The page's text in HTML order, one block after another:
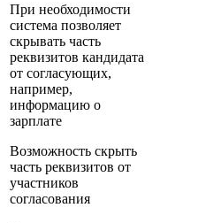
При необходимости
система позволяет
скрывать часть
реквизитов кандидата
от согласующих,
например,
информацию о
зарплате
Возможность скрыть
часть реквизитов от
участников
согласования